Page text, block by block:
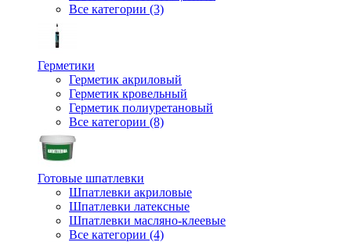
Все категории (3)
Герметики
Герметик акриловый
Герметик кровельный
Герметик полиуретановый
Все категории (8)
Готовые шпатлевки
Шпатлевки акриловые
Шпатлевки латексные
Шпатлевки масляно-клеевые
Все категории (4)